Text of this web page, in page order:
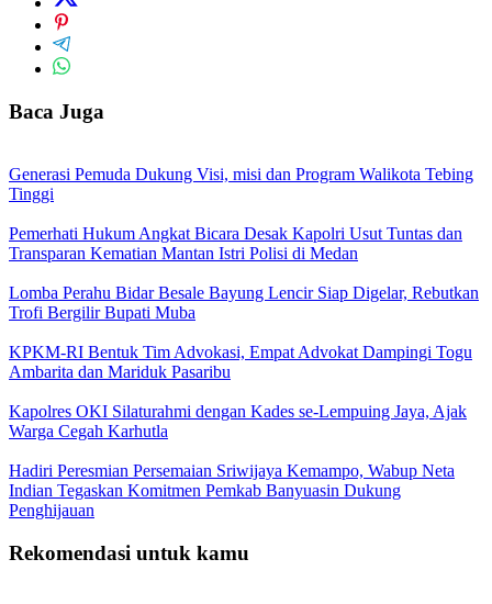
Baca Juga
Generasi Pemuda Dukung Visi, misi dan Program Walikota Tebing
Tinggi
Pemerhati Hukum Angkat Bicara Desak Kapolri Usut Tuntas dan
Transparan Kematian Mantan Istri Polisi di Medan
Lomba Perahu Bidar Besale Bayung Lencir Siap Digelar, Rebutkan
Trofi Bergilir Bupati Muba
KPKM-RI Bentuk Tim Advokasi, Empat Advokat Dampingi Togu
Ambarita dan Mariduk Pasaribu
Kapolres OKI Silaturahmi dengan Kades se-Lempuing Jaya, Ajak
Warga Cegah Karhutla
Hadiri Peresmian Persemaian Sriwijaya Kemampo, Wabup Neta
Indian Tegaskan Komitmen Pemkab Banyuasin Dukung
Penghijauan
Rekomendasi untuk kamu